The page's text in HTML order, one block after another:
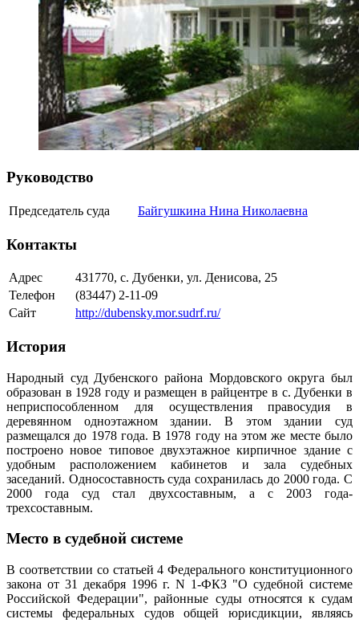
Руководство
Председатель суда Байгушкина Нина Николаевна
Контакты
Адрес
431770, с. Дубенки, ул. Денисова, 25
Телефон
(83447) 2-11-09
Сайт
http://dubensky.mor.sudrf.ru/
История
Народный суд Дубенского района Мордовского округа был
образован в 1928 году и размещен в райцентре в с. Дубенки в
неприспособленном для осуществления правосудия в
деревянном одноэтажном здании. В этом здании суд
размещался до 1978 года. В 1978 году на этом же месте было
построено новое типовое двухэтажное кирпичное здание с
удобным расположением кабинетов и зала судебных
заседаний. Односоставность суда сохранилась до 2000 года. С
2000 года суд стал двухсоставным, а с 2003 года-
трехсоставным.
Место в судебной системе
В соответствии со статьей 4 Федерального конституционного
закона от 31 декабря 1996 г. N 1-ФКЗ "О судебной системе
Российской Федерации", районные суды относятся к судам
системы федеральных судов общей юрисдикции, являясь